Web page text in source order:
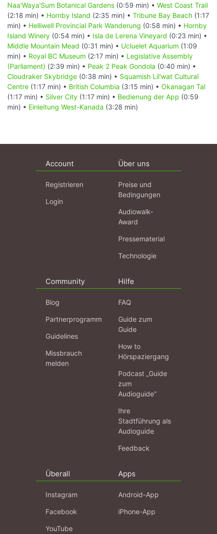
Naa'Waya'Sum Botanical Gardens (0:59 min) • West Coast Trail
(2:18 min) • Hornby Island (2:35 min) • Tribune Bay Beach (1:17
min) • Helliwell Provincial Park Wanderung (0:58 min) • Hornby
Island Winery (0:54 min) • Isla de Lerena Vineyard (0:23 min) •
Middle Mountain Mead (0:31 min) • Ucluelet Aquarium (1:09
min) • Royal BC Museum (2:17 min) • Legislative Assembly
(Parliament) (2:39 min) • Peak 2 Peak Gondola (0:40 min) •
Cloudraker Skybridge (0:38 min) • Squamish Lil'wat Cultural
Centre (1:17 min) • British Columbia (3:15 min) • Okanagan Tal
(1:17 min) • Silver City (1:17 min) • Bedienung der App (0:59
min) • Einleitung West-Kanada (3:28 min)
Account
Registrieren
Login
Über uns
Preise und
Bedingungen
Audiowalk-
Award
Pressematerial
Technologie
Community
Blog
Partnerprogramm
Guidelines
Missbrauch
melden
Hilfe
FAQ
Guide zum
Guide
How to
Hörspaziergang
Podcast „Guide
zum
Audioguide“
Ihre
Stadtführung als
Audioguide
Feedback
Überall
Instagram
Facebook
YouTube
Apps
Android-App
iPhone-App